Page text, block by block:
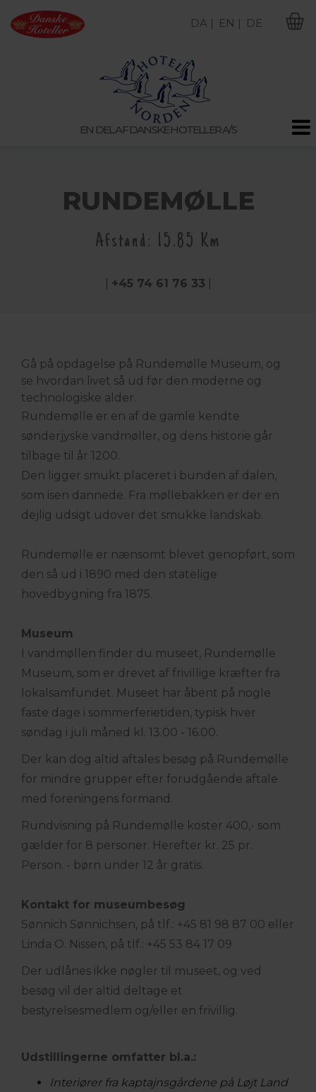
EN DEL AF DANSKE HOTELLER A/S
DA | EN | DE
RUNDEMØLLE
Afstand: 15.85 Km
+45 74 61 76 33
Gå på opdagelse på Rundemølle Museum, og
se hvordan livet så ud før den moderne og
technologiske alder.
Rundemølle er en af de gamle kendte
sønderjyske vandmøller, og dens historie går
tilbage til år 1200.
Den ligger smukt placeret i bunden af dalen,
som isen dannede. Fra møllebakken er der en
dejlig udsigt udover det smukke landskab.
Rundemølle er nænsomt blevet genopført, som
den så ud i 1890 med den statelige
hovedbygning fra 1875.
Museum
I vandmøllen finder du museet, Rundemølle
Museum, som er drevet af frivillige kræfter fra
lokalsamfundet. Museet har åbent på nogle
faste dage i sommerferietiden, typisk hver
søndag i juli måned kl. 13.00 - 16.00.
Der kan dog altid aftales besøg på Rundemølle
for mindre grupper efter forudgående aftale
med foreningens formand.
Rundvisning på Rundemølle koster 400,- som
gælder for 8 personer. Herefter kr. 25 pr.
Person. - børn under 12 år gratis.
Kontakt for museumbesøg
Sønnich Sønnichsen, på tlf.: +45 81 98 87 00 eller
Linda O. Nissen, på tlf.: +45 53 84 17 09
Der udlånes ikke nøgler til museet, og ved
besøg vil der altid deltage et
bestyrelsesmedlem og/eller en frivillig.
Udstillingerne omfatter bl.a.:
Interiører fra kaptajnsgårdene på Løjt Land